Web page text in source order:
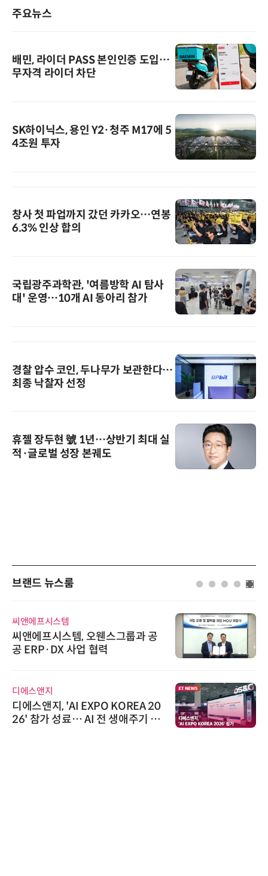
주요뉴스
배민, 라이더 PASS 본인인증 도입…
무자격 라이더 차단
SK하이닉스, 용인 Y2·청주 M17에 5
4조원 투자
창사 첫 파업까지 갔던 카카오…연봉
6.3% 인상 합의
국립광주과학관, '여름방학 AI 탐사
대' 운영…10개 AI 동아리 참가
경찰 압수 코인, 두나무가 보관한다…
최종 낙찰자 선정
휴젤 장두현 號 1년…상반기 최대 실
적·글로벌 성장 본궤도
브랜드 뉴스룸
씨앤에프시스템
씨앤에프시스템, 오웬스그룹과 공
공 ERP·DX 사업 협력
디에스앤지
디에스앤지, 'AI EXPO KOREA 20
26' 참가 성료… AI 전 생애주기 아